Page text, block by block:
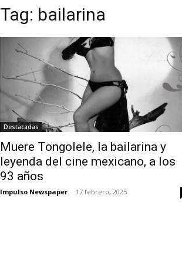
Tag: bailarina
Destacadas
Muere Tongolele, la bailarina y
leyenda del cine mexicano, a los
93 años
Impulso Newspaper - 17 febrero, 2025